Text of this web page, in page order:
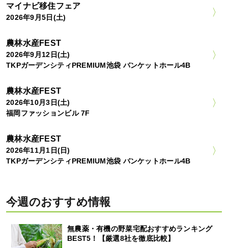
マイナビ移住フェア
2026年9月5日(土)
農林水産FEST
2026年9月12日(土)
TKPガーデンシティPREMIUM池袋 バンケットホール4B
農林水産FEST
2026年10月3日(土)
福岡ファッションビル 7F
農林水産FEST
2026年11月1日(日)
TKPガーデンシティPREMIUM池袋 バンケットホール4B
今週のおすすめ情報
無農薬・有機の野菜宅配おすすめランキング
BEST5！【厳選8社を徹底比較】